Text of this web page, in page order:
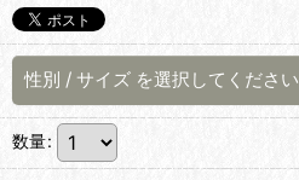
性別 / サイズ を選択してください
数量: